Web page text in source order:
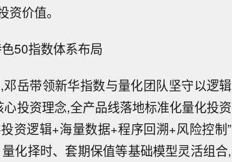
价值。
50指数体系布局
岳带领新华指数与量化团队坚守以逻辑
投资理念,全产品线落地标准化量化投资
资逻辑+海量数据+程序回溯+风险控制”
化择时、套期保值等基础模型灵活组合,